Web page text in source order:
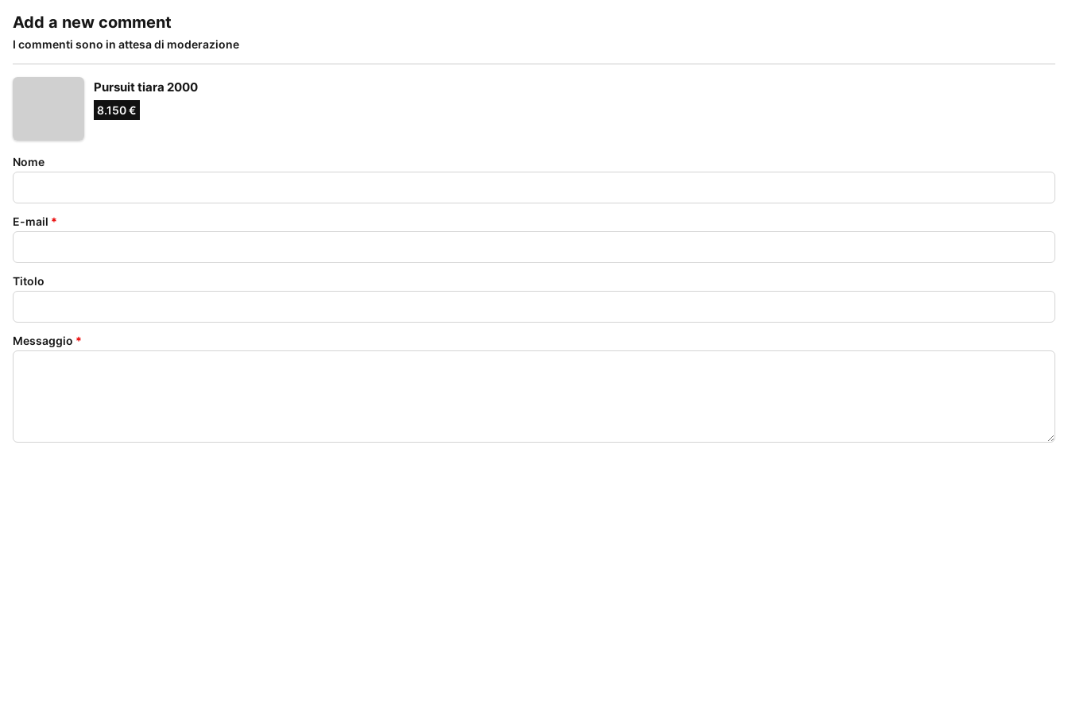
Add a new comment
I commenti sono in attesa di moderazione
Pursuit tiara 2000
8.150 €
Nome
E-mail *
Titolo
Messaggio *